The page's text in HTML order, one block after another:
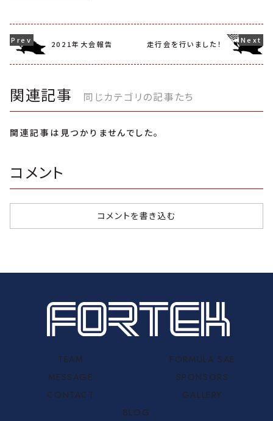
2021年大会報告 走行会を行いました！
関連記事 同じカテゴリの記事たち
関連記事は見つかりませんでした。
コメント
コメントを書き込む
TEAM
FORMULA SAE
MESSAGE
SPONSORS
CONTACT
GALLERY
BLOG